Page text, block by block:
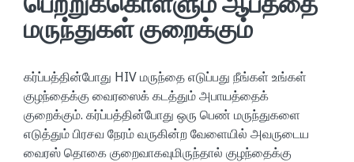
மருந்துகள் குறைக்கும்
கர்ப்பத்தின்போது HIV மருந்தை எடுப்பது நீங்கள் உங்கள்
குழந்தைக்கு வைரஸைக் கடத்தும் அபாயத்தைக்
குறைக்கும். கர்ப்பத்தின்போது ஒரு பெண் மருந்துகளை
எடுத்தும் பிரசவ நேரம் வருகின்ற வேளையில் அவருடைய
வைரஸ் தொகை குறைவாகவுமிருந்தால் குழந்தைக்கு